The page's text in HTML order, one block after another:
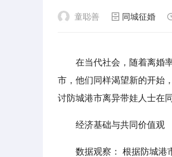
童聪善 同城征婚
在当代社会，随着离婚
市，他们同样渴望新的开始
讨防城港市离异带娃人士在
经济基础与共同价值观
数据观察： 根据防城港